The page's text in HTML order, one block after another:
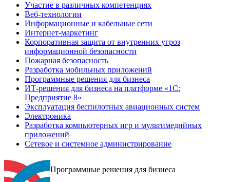
Участие в различных компетенциях
Веб-технологии
Информационные и кабельные сети
Интернет-маркетинг
Корпоративная защита от внутренних угроз
информационной безопасности
Пожарная безопасность
Разработка мобильных приложений
Программные решения для бизнеса
ИТ-решения для бизнеса на платформе «1С:
Предприятие 8»
Эксплуатация беспилотных авиационных систем
Электроника
Разработка компьютерных игр и мультимедийных
приложений
Сетевое и системное администрирование
Программные решения для бизнеса